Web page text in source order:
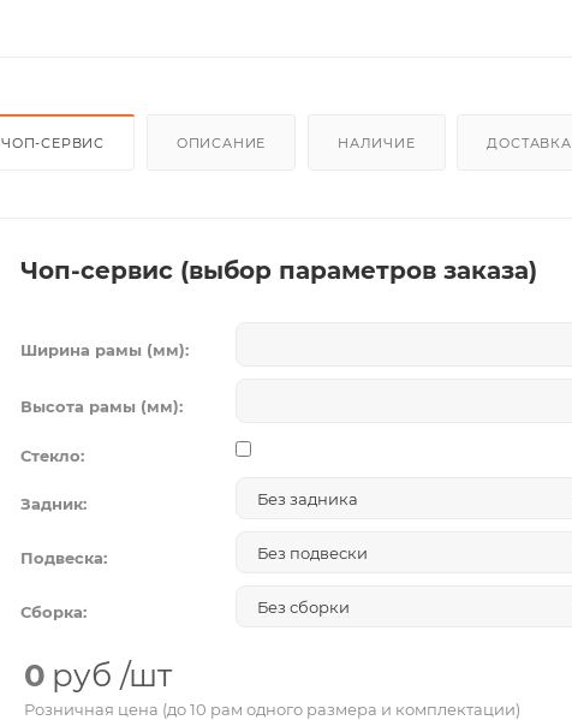
ЧОП-СЕРВИС ОПИСАНИЕ НАЛИЧИЕ ДОСТАВКА
Чоп-сервис (выбор параметров заказа)
Ширина рамы (мм):
Высота рамы (мм):
Стекло:
Задник:
Подвеска:
Сборка:
0 руб /шт
Розничная цена (до 10 рам одного размера и комплектации)